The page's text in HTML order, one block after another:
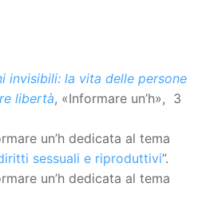
invisibili: la vita delle persone
libertà, «Informare un’h», 3
un’h dedicata al tema
sessuali e riproduttivi”.
un’h dedicata al tema